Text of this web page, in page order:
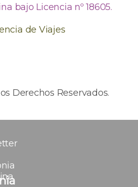
bajo Licencia nº 18605.
de Viajes
Derechos Reservados.